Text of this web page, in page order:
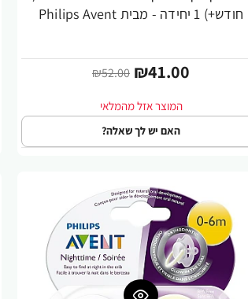
חודש+) 1 יחידה - מבית Philips Avent
₪41.00
₪52.00
האם יש לך שאלה?